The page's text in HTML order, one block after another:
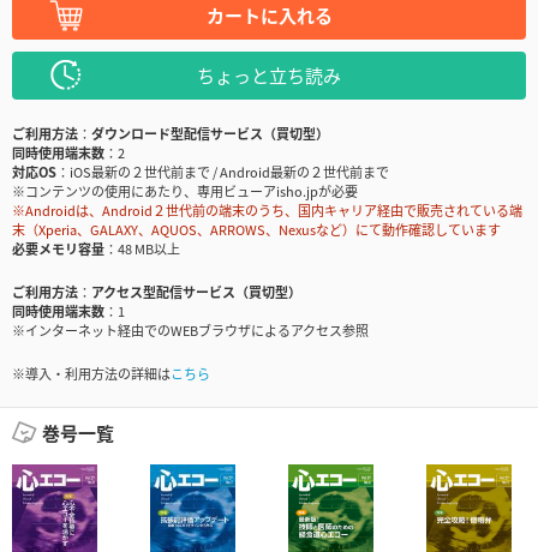
カートに入れる
ちょっと立ち読み
ご利用方法
ダウンロード型配信サービス（買切型）
同時使用端末数
2
対応OS
iOS最新の２世代前まで / Android最新の２世代前まで
※コンテンツの使用にあたり、専用ビューアisho.jpが必要
※Androidは、Android２世代前の端末のうち、国内キャリア経由で販売されている端
末（Xperia、GALAXY、AQUOS、ARROWS、Nexusなど）にて動作確認しています
必要メモリ容量
48 MB以上
ご利用方法
アクセス型配信サービス（買切型）
同時使用端末数
1
※インターネット経由でのWEBブラウザによるアクセス参照
※導入・利用方法の詳細はこちら
巻号一覧